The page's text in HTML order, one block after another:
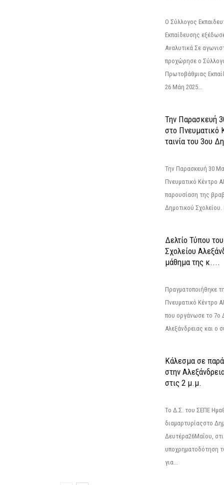
Ο Σύλλογος
Εκπαίδευσης
Αναλυτικά Σε
προχώρησε ο
Πρωτοβάθμιας
26 Μάη 2025...
Την Παρασκευή
στο Πνευματικό
ταινία του 3ου
Την Παρασκευή 30
Πνευματικό Κέντρο
παρουσίαση της
Δημοτικού Σχολείου.
Δελτίο Τύπου
Σχολείου
μάθημα της κ....
Πραγματοποιήθηκε
Πνευματικό Κέντρο
που οργάνωσε το 7ο
Αλεξάνδρειας και ο
Κάλεσμα σε
στην
στις 2 μ.μ.
Το Δ.Σ. του ΣΕΠΕ
διαμαρτυρίαςστο
Δευτέρα26Μαΐου,
υποχρηματοδότηση
για...